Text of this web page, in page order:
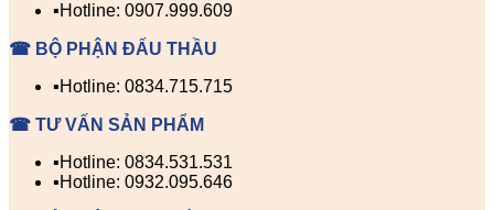
▪️Hotline: 0907.999.609
☎ BỘ PHẬN ĐẤU THẦU
▪️Hotline: 0834.715.715
☎ TƯ VẤN SẢN PHẨM
▪️Hotline: 0834.531.531
▪️Hotline: 0932.095.646